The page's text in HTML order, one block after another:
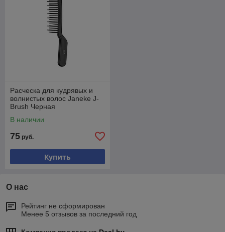
Расческа для кудрявых и
волнистых волос Janeke J-
Brush Черная
В наличии
75 руб.
Купить
О нас
Рейтинг не сформирован
Менее 5 отзывов за последний год